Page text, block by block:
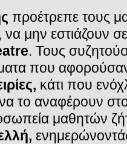
προέτρεπε τους
μην εστιάζουν
. Τους
που
κάτι που
το αναφέρουν
μαθητών